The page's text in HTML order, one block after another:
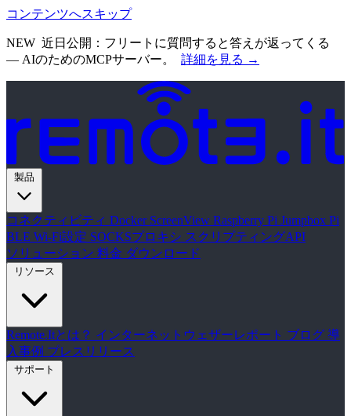
コンテンツへスキップ
NEW 近日公開：フリートに質問すると答えが返ってくる
— AIのためのMCPサーバー。 詳細を見る →
コネクティビティ Docker ScreenView Raspberry Pi Jumpbox Pi
BLE Wi-Fi設定 SOCKSプロキシ スクリプティングAPI
ソリューション 料金 ダウンロード
Remote.Itとは？ インターネットウェザーレポート ブログ 導
入事例 プレスリリース